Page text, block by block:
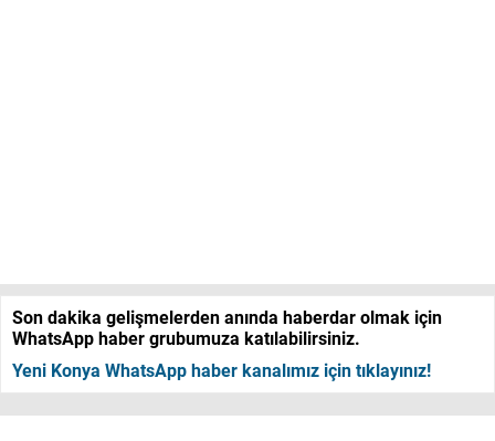
Son dakika gelişmelerden anında haberdar olmak için
WhatsApp haber grubumuza katılabilirsiniz.
Yeni Konya WhatsApp haber kanalımız için tıklayınız!